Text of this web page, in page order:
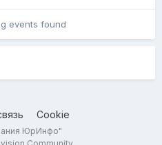
events found
Cookie
ЮрИнфо"